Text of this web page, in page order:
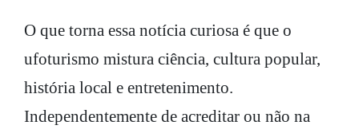
O que torna essa notícia curiosa é que o
ufoturismo mistura ciência, cultura popular,
história local e entretenimento.
Independentemente de acreditar ou não na